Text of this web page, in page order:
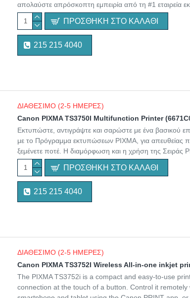
απολαύστε απρόσκοπτη εμπειρία από τη #1 εταιρεία
ΠΡΟΣΘΉΚΗ ΣΤΟ ΚΑΛΆΘΙ
215 215 4040
ΔΙΑΘΕΣΙΜΟ (2-5 ΗΜΕΡΕΣ)
Canon PIXMA TS3750I Multifunction Printer
Εκτυπώστε, αντιγράψτε και σαρώστε με ένα βασικού
με το Πρόγραμμα εκτυπώσεων PIXMA, για
ξεμένετε ποτέ. Η διαμόρφωση και η χρήση της Σειράς
ΠΡΟΣΘΉΚΗ ΣΤΟ ΚΑΛΆΘΙ
215 215 4040
ΔΙΑΘΕΣΙΜΟ (2-5 ΗΜΕΡΕΣ)
Canon PIXMA TS3752I Wireless All-in-one inkjet
The PIXMA TS3752i is a compact and easy-to-use
connection at the touch of a button. Control it